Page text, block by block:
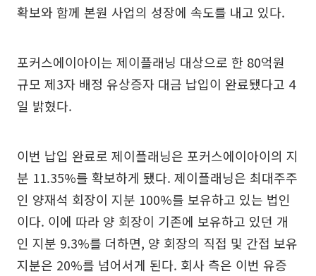
확보와 함께 본원 사업의 성장에 속도를 내고 있다.
포커스에이아이는 제이플래닝 대상으로 한 80억원
규모 제3자 배정 유상증자 대금 납입이 완료됐다고 4
일 밝혔다.
이번 납입 완료로 제이플래닝은 포커스에이아이의 지
분 11.35%를 확보하게 됐다. 제이플래닝은 최대주주
인 양재석 회장이 지분 100%를 보유하고 있는 법인
이다. 이에 따라 양 회장이 기존에 보유하고 있던 개
인 지분 9.3%를 더하면, 양 회장의 직접 및 간접 보유
지분은 20%를 넘어서게 된다. 회사 측은 이번 유증